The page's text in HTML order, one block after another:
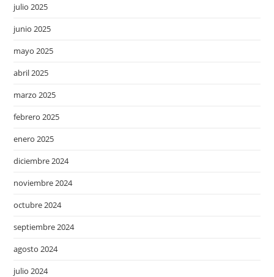
julio 2025
junio 2025
mayo 2025
abril 2025
marzo 2025
febrero 2025
enero 2025
diciembre 2024
noviembre 2024
octubre 2024
septiembre 2024
agosto 2024
julio 2024